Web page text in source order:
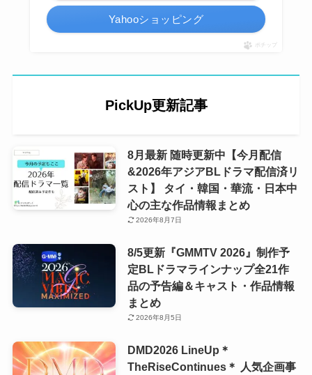
Yahooショッピング
ポチップ
PickUp更新記事
8月最新 随時更新中【今月配信
&2026年アジアBLドラマ配信済リ
スト】 タイ・韓国・華流・日本中
心の主な作品情報まとめ
2026年8月7日
8/5更新『GMMTV 2026』制作予
定BLドラマラインナップ全21作
品の予告編＆キャスト・作品情報
まとめ
2026年8月5日
DMD2026 LineUp＊
TheRiseContinues＊ 人気企画事